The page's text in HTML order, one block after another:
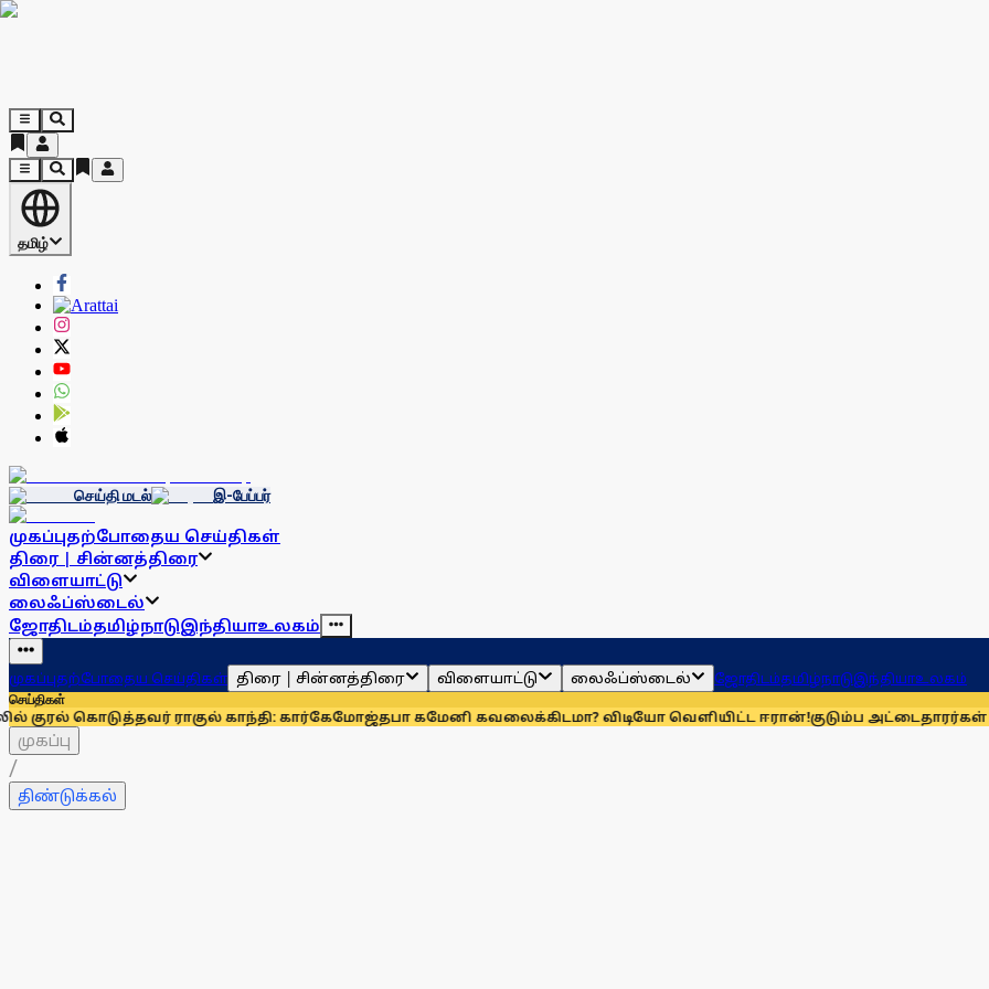
தமிழ்
செய்தி மடல் இ-பேப்பர்
முகப்புதற்போதைய செய்திகள்
திரை | சின்னத்திரை
விளையாட்டு
லைஃப்ஸ்டைல்
ஜோதிடம்தமிழ்நாடுஇந்தியாஉலகம்
முகப்புதற்போதைய செய்திகள் திரை | சின்னத்திரை விளையாட்டு லைஃப்ஸ்டைல் ஜோதிடம்தமிழ்நாடுஇந்தியாஉலகம்
செய்திகள்
ராகுல் காந்தி: கார்கேமோஜ்தபா கமேனி கவலைக்கிடமா? விடியோ வெளியிட்ட ஈரான்!குடும்ப அட்டைதாரர்கள்
முகப்பு
/
திண்டுக்கல்